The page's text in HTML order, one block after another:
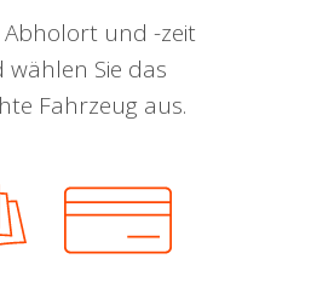
Abholort und -zeit
wählen Sie das
Fahrzeug aus.